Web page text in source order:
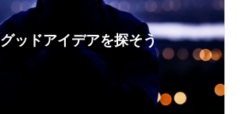
グッドアイデアを探そう